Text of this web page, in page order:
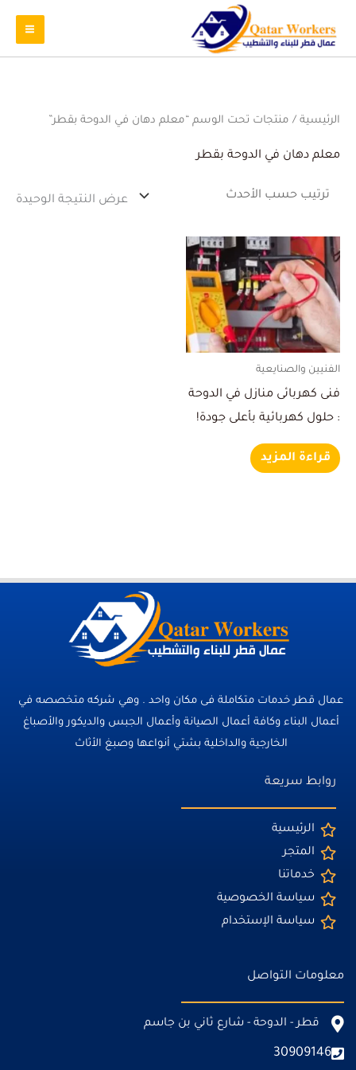
الرئيسية / منتجات تحت الوسم “معلم دهان في الدوحة بقطر”
معلم دهان في الدوحة بقطر
عرض النتيجة الوحيدة
الفنيين والصنايعية
فنى كهربائى منازل في الدوحة
: حلول كهربائية بأعلى جودة!
قراءة المزيد
عمال قطر خدمات متكاملة فى مكان واحد . وهي شركه متخصصه في
أعمال البناء وكافة أعمال الصيانة وأعمال الجبس والديكور والأصباغ
الخارجية والداخلية بشتي أنواعها وصبغ الأثاث
روابط سريعة
الرئيسية
المتجر
خدماتنا
سياسة الخصوصية
سياسة الإستخدام
معلومات التواصل
قطر - الدوحة - شارع ثاني بن جاسم
30909146